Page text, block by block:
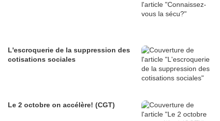
L'escroquerie de la suppression des
cotisations sociales
Le 2 octobre on accélère! (CGT)